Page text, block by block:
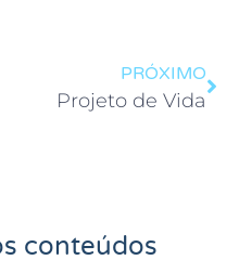
PRÓXIMO
Projeto de Vida
conteúdos